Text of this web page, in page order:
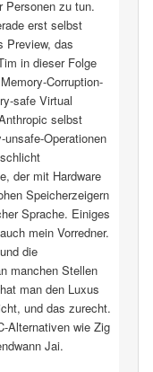
Personen zu tun.
erst selbst
Preview, das
in dieser Folge
Corruption-
safe Virtual
selbst
Operationen
der mit Hardware
Speicherzeigern
Sprache. Einiges
mein Vorredner.
die
manchen Stellen
man den Luxus
und das zurecht.
Alternativen wie Zig
Jai.